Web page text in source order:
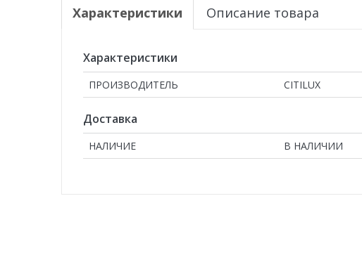
Характеристики Описание товара
Характеристики
ПРОИЗВОДИТЕЛЬ CITILUX
Доставка
НАЛИЧИЕ В НАЛИЧИИ